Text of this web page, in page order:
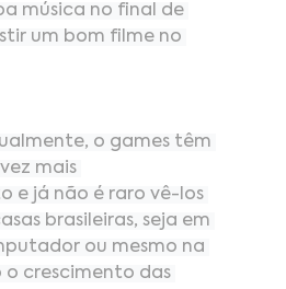
música no final de
um bom filme no
o games têm
mais
e já não é raro vê-los
brasileiras, seja em
ou mesmo na
o crescimento das